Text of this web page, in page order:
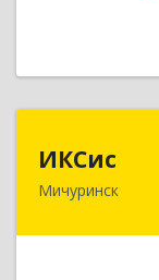
ИКСис
Мичуринск